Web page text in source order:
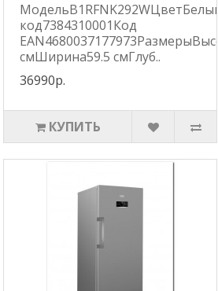
код7384310001Код
смШирина59.5 смГлуб..
36990р.
КУПИТЬ